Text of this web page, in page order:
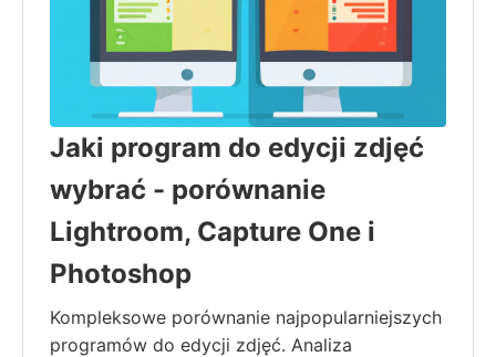
Jaki program do edycji zdjęć
wybrać - porównanie
Lightroom, Capture One i
Photoshop
Kompleksowe porównanie najpopularniejszych
programów do edycji zdjęć. Analiza